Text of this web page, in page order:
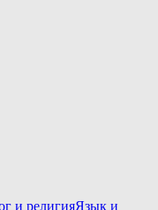
и религияЯзык и